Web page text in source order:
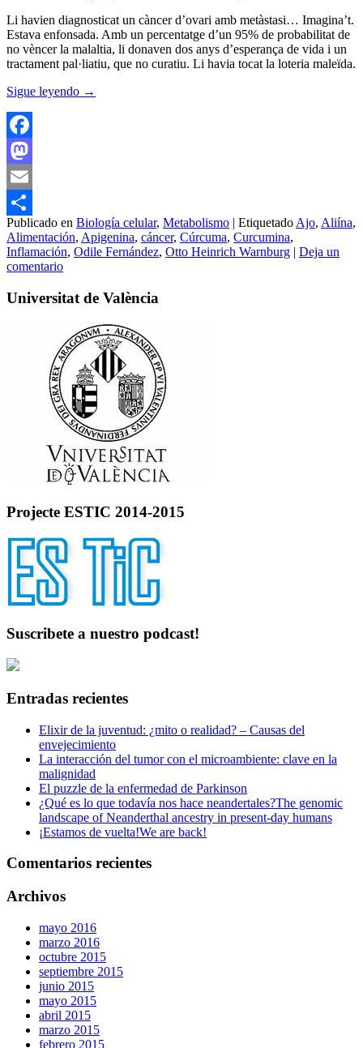
Li havien diagnosticat un càncer d’ovari amb metàstasi… Imagina’t.
Estava enfonsada. Amb un percentatge d’un 95% de probabilitat de
no vèncer la malaltia, li donaven dos anys d’esperança de vida i un
tractament pal·liatiu, que no curatiu. Li havia tocat la loteria maleïda.
Sigue leyendo →
Facebook
Mastodon
Email
Compartir
Publicado en Biología celular, Metabolismo | Etiquetado Ajo, Aliína,
Alimentación, Apigenina, cáncer, Cúrcuma, Curcumina,
Inflamación, Odile Fernández, Otto Heinrich Warnburg | Deja un
comentario
Universitat de València
Projecte ESTIC 2014-2015
Suscribete a nuestro podcast!
Entradas recientes
Elixir de la juventud: ¿mito o realidad? – Causas del
envejecimiento
La interacción del tumor con el microambiente: clave en la
malignidad
El puzzle de la enfermedad de Parkinson
¿Qué es lo que todavía nos hace neandertales?The genomic
landscape of Neanderthal ancestry in present-day humans
¡Estamos de vuelta!We are back!
Comentarios recientes
Archivos
mayo 2016
marzo 2016
octubre 2015
septiembre 2015
junio 2015
mayo 2015
abril 2015
marzo 2015
febrero 2015